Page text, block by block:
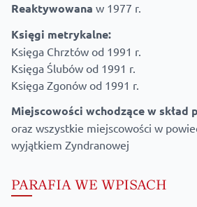
Reaktywowana w 1977 r.
Księgi metrykalne:
Księga Chrztów od 1991 r.
Księga Ślubów od 1991 r.
Księga Zgonów od 1991 r.
Miejscowości wchodzące w skład
oraz wszystkie miejscowości w
wyjątkiem Zyndranowej
PARAFIA WE WPISACH